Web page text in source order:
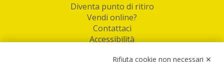
Diventa punto di ritiro
Vendi online?
Contattaci
Accessibilità
Rifiuta cookie non necessari ✕